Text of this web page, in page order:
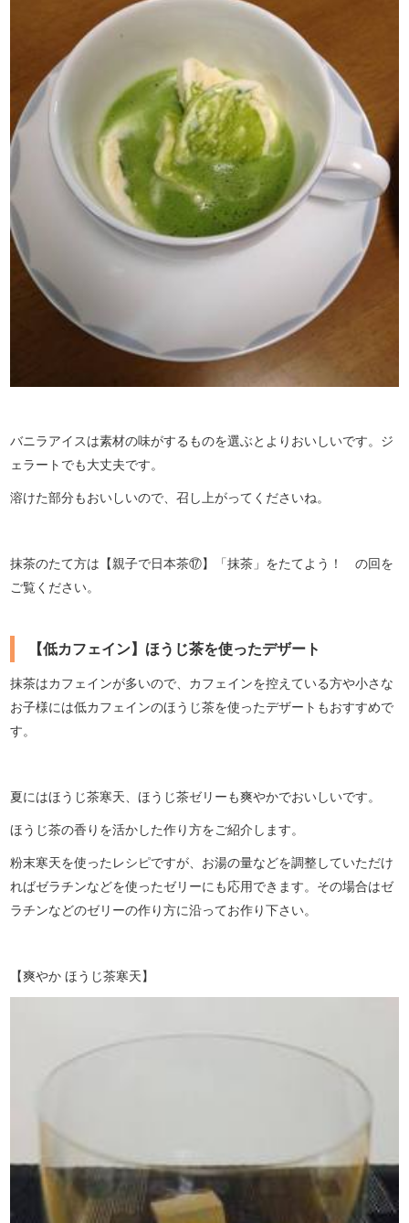
バニラアイスは素材の味がするものを選ぶとよりおいしいです。ジ
ェラートでも大丈夫です。
溶けた部分もおいしいので、召し上がってくださいね。
抹茶のたて方は【親子で日本茶⑰】「抹茶」をたてよう！ の回を
ご覧ください。
【低カフェイン】ほうじ茶を使ったデザート
抹茶はカフェインが多いので、カフェインを控えている方や小さな
お子様には低カフェインのほうじ茶を使ったデザートもおすすめで
す。
夏にはほうじ茶寒天、ほうじ茶ゼリーも爽やかでおいしいです。
ほうじ茶の香りを活かした作り方をご紹介します。
粉末寒天を使ったレシピですが、お湯の量などを調整していただけ
ればゼラチンなどを使ったゼリーにも応用できます。その場合はゼ
ラチンなどのゼリーの作り方に沿ってお作り下さい。
【爽やか ほうじ茶寒天】